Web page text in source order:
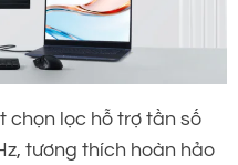
chọn lọc hỗ trợ tần số
tương thích hoàn hảo